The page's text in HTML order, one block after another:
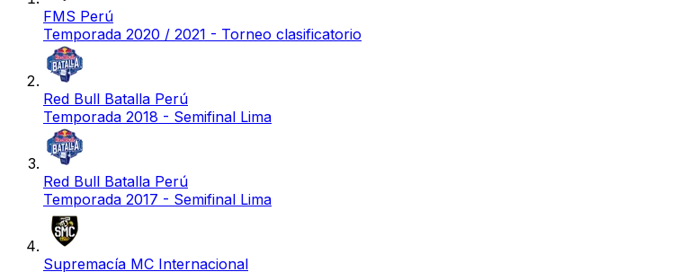
FMS Perú
Temporada 2020 / 2021 - Torneo clasificatorio
Red Bull Batalla Perú
Temporada 2018 - Semifinal Lima
Red Bull Batalla Perú
Temporada 2017 - Semifinal Lima
Supremacía MC Internacional